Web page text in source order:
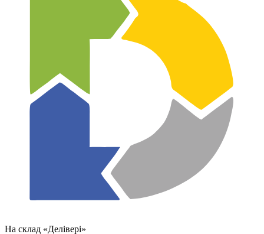
На склад «Делівері»